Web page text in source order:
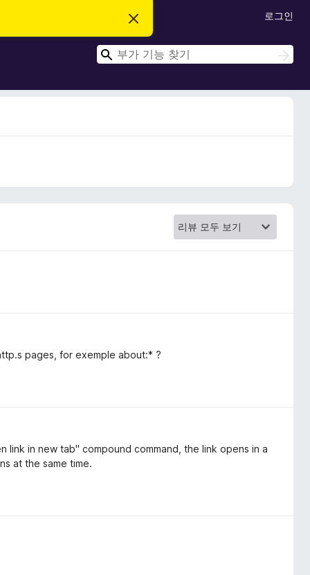
이
림
닫
기
로그인
검
검
색
pages, for exemple about:* ?
link in new tab" compound command, the link opens in a
at the same time.